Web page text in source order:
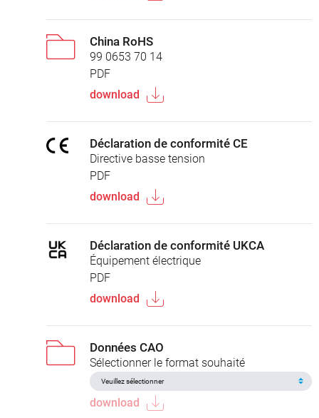
China RoHS
99 0653 70 14
PDF
download
Déclaration de conformité CE
Directive basse tension
PDF
download
Déclaration de conformité UKCA
Équipement électrique
PDF
download
Données CAO
Sélectionner le format souhaité
download